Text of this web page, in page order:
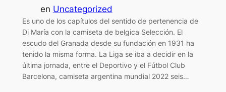
en Uncategorized
Es uno de los capítulos del sentido de pertenencia de
Di María con la camiseta de belgica Selección. El
escudo del Granada desde su fundación en 1931 ha
tenido la misma forma. La Liga se iba a decidir en la
última jornada, entre el Deportivo y el Fútbol Club
Barcelona, camiseta argentina mundial 2022 seis…